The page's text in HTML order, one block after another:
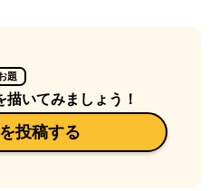
題
いてみましょう！
投稿する